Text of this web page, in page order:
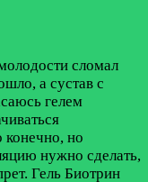
сломал
а сустав с
гелем
но
нужно сделать,
Гель Биотрин